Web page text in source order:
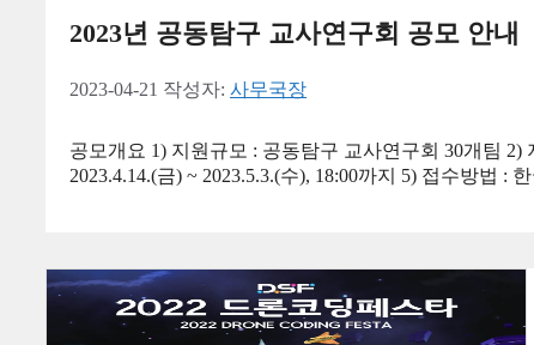
2023년 공동탐구 교사연구회 공모 안내
2023-04-21 작성자: 사무국장
공모개요 1) 지원규모 : 공동탐구 교사연구회 30개팀 2)
2023.4.14.(금) ~ 2023.5.3.(수), 18:00까지 5) 접수방법 :